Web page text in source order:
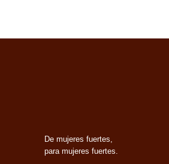
De mujeres fuertes,
para mujeres fuertes.